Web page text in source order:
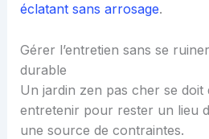
éclatant sans arrosage.
Gérer l’entretien sans se
durable
Un jardin zen pas cher se doit
entretenir pour rester un lieu
une source de contraintes.